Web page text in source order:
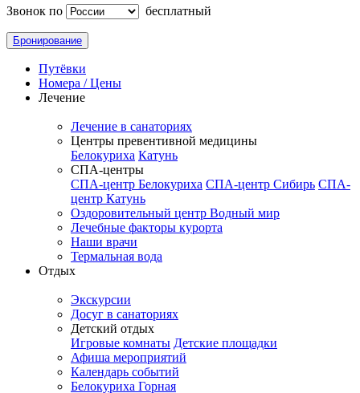
Звонок по
бесплатный
Бронирование
Путёвки
Номера / Цены
Лечение
Лечение в санаториях
Центры превентивной медицины
Белокуриха Катунь
СПА-центры
СПА-центр Белокуриха СПА-центр Сибирь СПА-
центр Катунь
Оздоровительный центр Водный мир
Лечебные факторы курорта
Наши врачи
Термальная вода
Отдых
Экскурсии
Досуг в санаториях
Детский отдых
Игровые комнаты Детские площадки
Афиша мероприятий
Календарь событий
Белокуриха Горная